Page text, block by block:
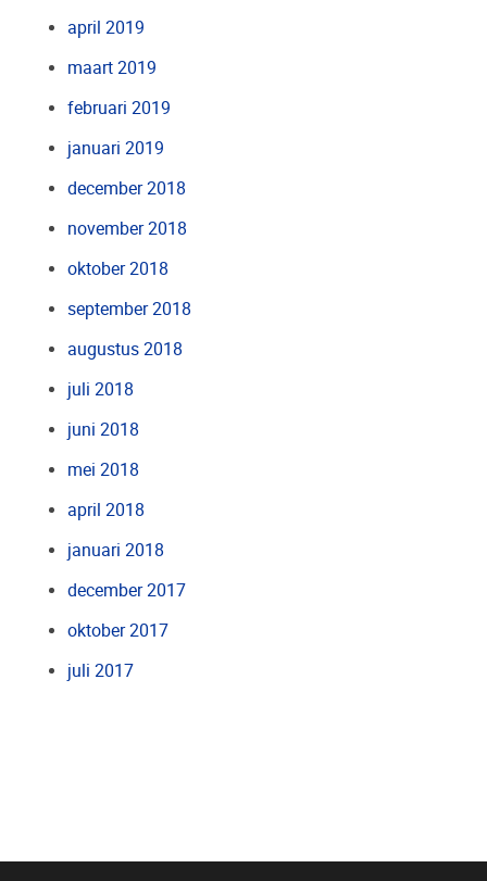
april 2019
maart 2019
februari 2019
januari 2019
december 2018
november 2018
oktober 2018
september 2018
augustus 2018
juli 2018
juni 2018
mei 2018
april 2018
januari 2018
december 2017
oktober 2017
juli 2017